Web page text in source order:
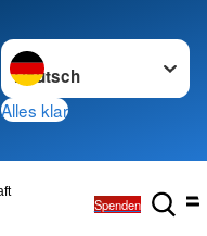
Sprache wechseln zu
Alles klar
Spenden